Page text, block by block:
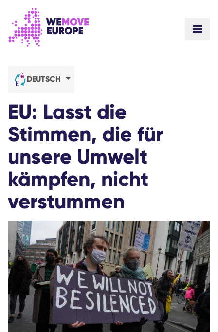
STELLENANGEBOTE
WIE WIR UNS FINANZIEREN
KONTAKTE
Machen Sie mit
SPENDEN
DEUTSCH
EU: Lasst die
Stimmen, die für
unsere Umwelt
kämpfen, nicht
verstummen